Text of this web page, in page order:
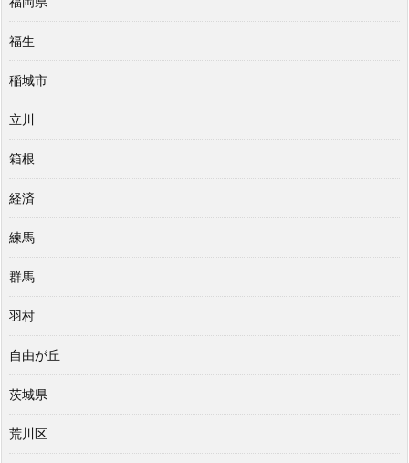
福生
稲城市
立川
箱根
経済
練馬
群馬
羽村
自由が丘
茨城県
荒川区